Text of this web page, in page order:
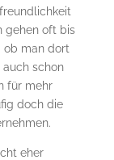
gehen oft bis
ob man dort
auch schon
für mehr
doch die
eher